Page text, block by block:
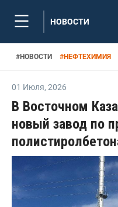
НОВОСТИ
#НОВОСТИ #НЕФТЕХИМИЯ
01 Июля, 2026
В Восточном
новый завод по